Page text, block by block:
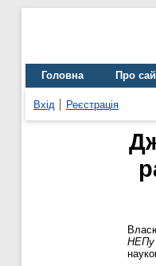
Головна Про
Вхід Реєстрація
НЕПу